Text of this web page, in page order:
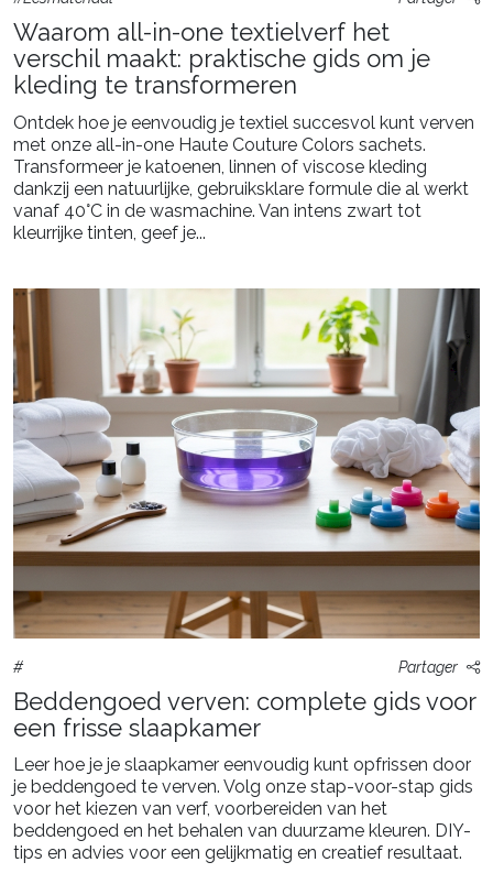
Waarom all-in-one textielverf het
verschil maakt: praktische gids om je
kleding te transformeren
Ontdek hoe je eenvoudig je textiel succesvol kunt verven
met onze all-in-one Haute Couture Colors sachets.
Transformeer je katoenen, linnen of viscose kleding
dankzij een natuurlijke, gebruiksklare formule die al werkt
vanaf 40°C in de wasmachine. Van intens zwart tot
kleurrijke tinten, geef je...
# Partager
Beddengoed verven: complete gids voor
een frisse slaapkamer
Leer hoe je je slaapkamer eenvoudig kunt opfrissen door
je beddengoed te verven. Volg onze stap-voor-stap gids
voor het kiezen van verf, voorbereiden van het
beddengoed en het behalen van duurzame kleuren. DIY-
tips en advies voor een gelijkmatig en creatief resultaat.